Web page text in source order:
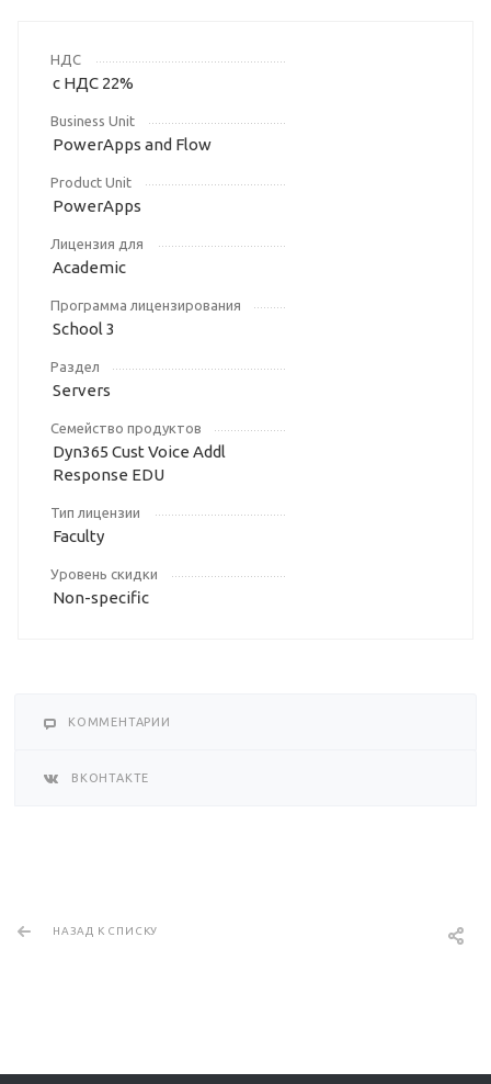
НДС
с НДС 22%
Business Unit
PowerApps and Flow
Product Unit
PowerApps
Лицензия для
Academic
Программа лицензирования
School 3
Раздел
Servers
Семейство продуктов
Dyn365 Cust Voice Addl
Response EDU
Тип лицензии
Faculty
Уровень скидки
Non-specific
КОММЕНТАРИИ
ВКОНТАКТЕ
НАЗАД К СПИСКУ